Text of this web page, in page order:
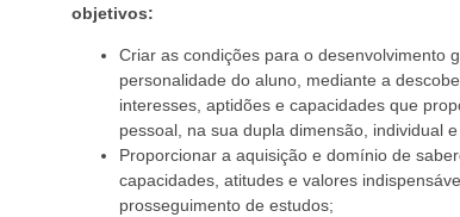
objetivos:
Criar as condições para o desenvolvimento
personalidade do aluno, mediante a
interesses, aptidões e capacidades que
pessoal, na sua dupla dimensão, individual
Proporcionar a aquisição e domínio de
capacidades, atitudes e valores
prosseguimento de estudos;